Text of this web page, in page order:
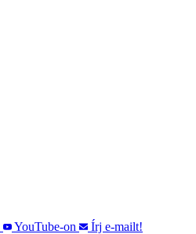
YouTube-on
Írj e-mailt!